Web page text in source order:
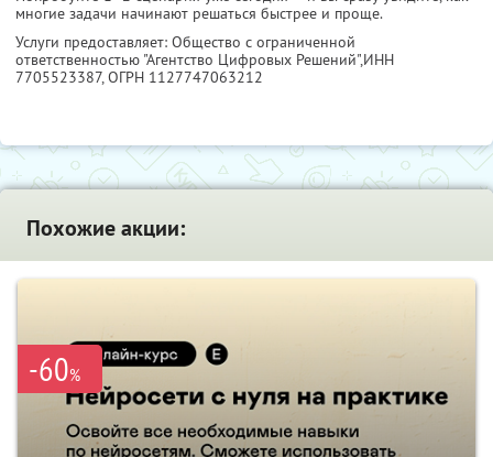
многие задачи начинают решаться быстрее и проще.
Услуги предоставляет: Общество с ограниченной
ответственностью "Агентство Цифровых Решений",ИНН
7705523387, ОГРН 1127747063212
Похожие акции:
-60%